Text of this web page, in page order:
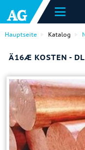
Hauptseite Katalog
Ä16Æ KOSTEN -